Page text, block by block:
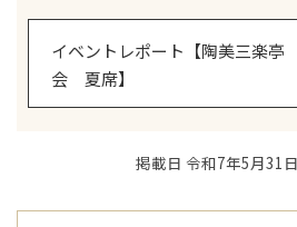
イベントレポート【陶美三楽
会 夏席】
掲載日 令和7年5月31日